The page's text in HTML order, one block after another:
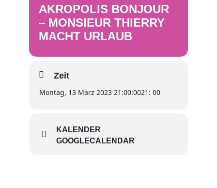
AKROPOLIS BONJOUR
– MONSIEUR THIERRY
MACHT URLAUB
Zeit
Montag, 13 März 2023 21:00:0021: 00
KALENDER
GOOGLECALENDAR